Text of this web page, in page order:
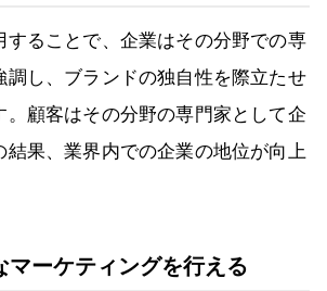
することで、企業はその分野での専
調し、ブランドの独自性を際立たせ
。顧客はその分野の専門家として企
結果、業界内での企業の地位が向上
マーケティングを行える